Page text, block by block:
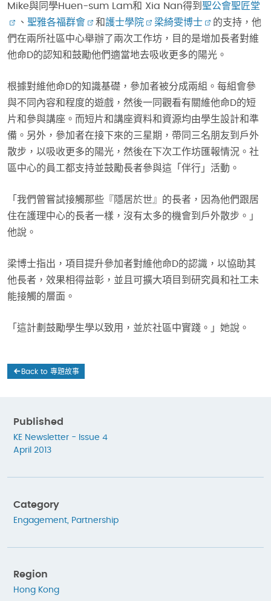
Mike與同學Huen-sum Lam和 Xia Nan得到 聖公會聖匠堂
、 聖雅各福群會 和護士學院 梁綺雯博士
的支持，他
們在兩所社區中心舉辦了兩次工作坊，目的是增加長者對維
他命D的認知和鼓勵他們適當地去吸收更多的陽光。
根據對維他命D的知識基礎，參加者被分成兩組。每組會參
與不同內容和程度的遊戲，然後一同觀看有關維他命D的短
片和參與講座。而短片和講座資料和資源均由學生設計和準
備。另外，參加者在接下來的三星期，帶同三名朋友到戶外
散步，以吸收更多的陽光，然後在下次工作坊匯報情況。社
區中心的員工都支持並鼓勵長者參與這「伴行」活動。
「我們曾嘗試接觸那些『隱居於世』的長者，因為他們跟居
住在護理中心的長者一樣，沒有太多的機會到戶外散步。」
他說。
梁博士指出，項目提升參加者對維他命D的認識，以協助其
他長者，效果相得益彰，並且可擴大項目到研究員和社工未
能接觸的層面。
「這計劃鼓勵學生學以致用，並於社區中實踐。」她說。
Back to 專題故事
Published
KE Newsletter - Issue 4
April 2013
Category
Engagement Partnership
Region
Hong Kong